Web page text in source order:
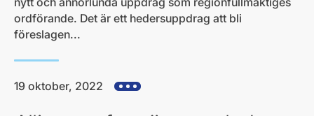
ordförande. Det är ett hedersuppdrag att bli
föreslagen...
19 oktober, 2022 Visa alla hjärtefrågor